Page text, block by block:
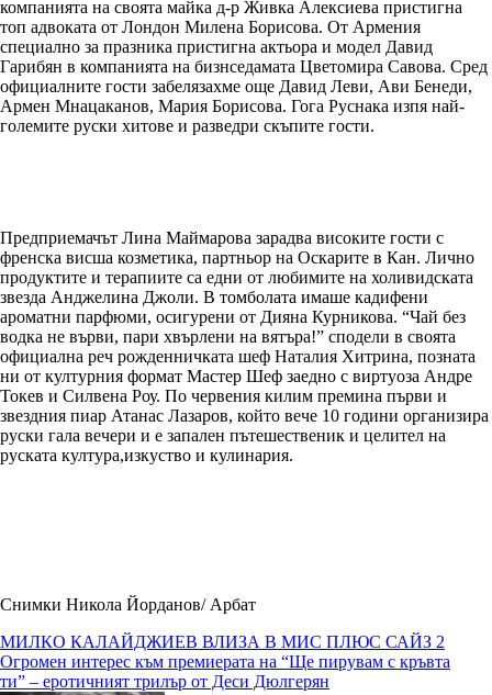
компанията на своята майка д-р Живка Алексиева пристигна
топ адвоката от Лондон Милена Борисова. От Армения
специално за празника пристигна актьора и модел Давид
Гарибян в компанията на бизнседамата Цветомира Савова. Сред
официалните гости забелязахме още Давид Леви, Ави Бенеди,
Армен Мнацаканов, Мария Борисова. Гога Руснака изпя най-
големите руски хитове и разведри скъпите гости.
Предприемачът Лина Маймарова зарадва високите гости с
френска висша козметика, партньор на Оскарите в Кан. Лично
продуктите и терапиите са едни от любимите на холивидската
звезда Анджелина Джоли. В томболата имаше кадифени
ароматни парфюми, осигурени от Дияна Курникова. “Чай без
водка не върви, пари хвърлени на вятъра!” сподели в своята
официална реч рожденничката шеф Наталия Хитрина, позната
ни от културния формат Мастер Шеф заедно с виртуоза Андре
Токев и Силвена Роу. По червения килим премина първи и
звездния пиар Атанас Лазаров, който вече 10 години организира
руски гала вечери и е запален пътешественик и целител на
руската култура,изкуство и кулинария.
Снимки Никола Йорданов/ Арбат
Навигация
МИЛКО КАЛАЙДЖИЕВ ВЛИЗА В МИС ПЛЮС САЙЗ 2
Огромен интерес към премиерата на “Ще пирувам с кръвта
ти” – еротичният трилър от Деси Дюлгерян